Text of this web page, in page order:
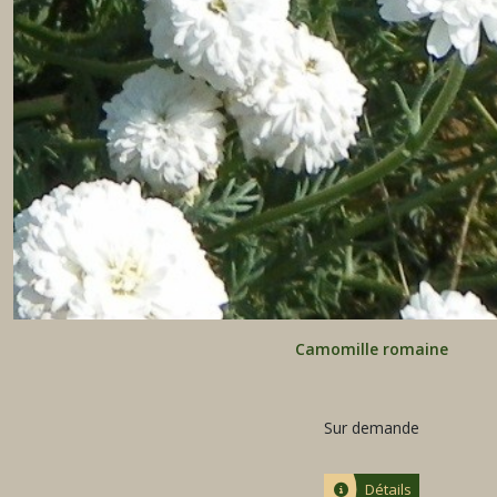
Camomille romaine
Sur demande
Détails